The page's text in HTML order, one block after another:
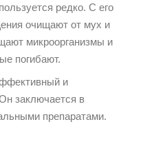
редко. С его
очищают от мух и
микроорганизмы и
погибают.
и
заключается в
препаратами.